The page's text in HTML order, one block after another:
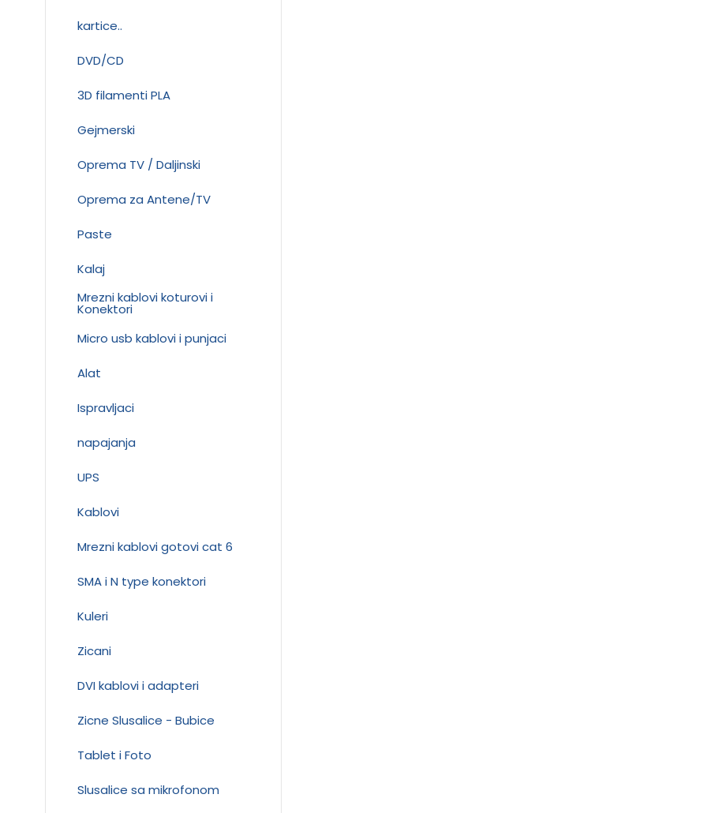
kartice..
DVD/CD
3D filamenti PLA
Gejmerski
Oprema TV / Daljinski
Oprema za Antene/TV
Paste
Kalaj
Mrezni kablovi koturovi i
Konektori
Micro usb kablovi i punjaci
Alat
Ispravljaci
napajanja
UPS
Kablovi
Mrezni kablovi gotovi cat 6
SMA i N type konektori
Kuleri
Zicani
DVI kablovi i adapteri
Zicne Slusalice - Bubice
Tablet i Foto
Slusalice sa mikrofonom